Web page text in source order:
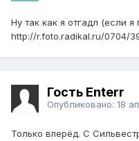
Ну так как я отгадл (если
http://r.foto.radikal.ru/0704/
Гость Enterr
Опубликовано: 18
Только вперёд. С